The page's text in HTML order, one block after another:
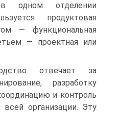
одном отделении
продуктовая
— функциональная
— проектная или
отвечает за
разработку
и контроль
организации. Эту